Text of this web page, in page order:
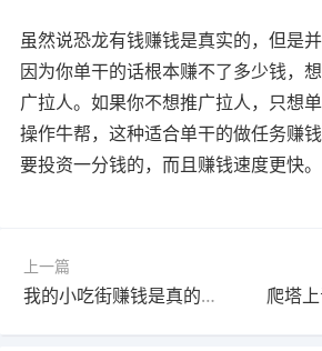
虽然说恐龙有钱赚钱是真实的，但是
因为你单干的话根本赚不了多少钱，
广拉人。如果你不想推广拉人，只想
操作牛帮，这种适合单干的做任务赚
要投资一分钱的，而且赚钱速度更快。
上一篇
我的小吃街赚钱是真的吗？能成功提现到账吗？赶紧来瞧瞧吧